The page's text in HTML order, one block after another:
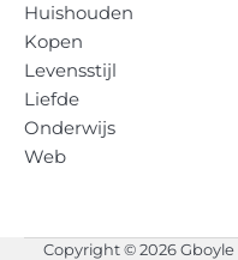
Huishouden
Kopen
Levensstijl
Liefde
Onderwijs
Web
Copyright © 2026Gboyle